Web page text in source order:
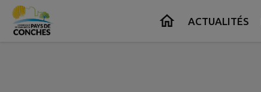
Contenu Recherche Pied de page
ACTUALITÉS